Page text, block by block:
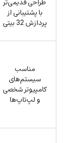
با پشتیبانی از
پردازش 32 بیتی
مناسب
سیستم‌های
کامپیوتر شخصی
و لپ‌تاپ‌ها